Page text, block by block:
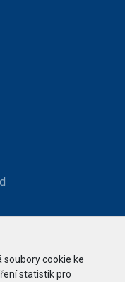
soubory cookie ke
statistik pro